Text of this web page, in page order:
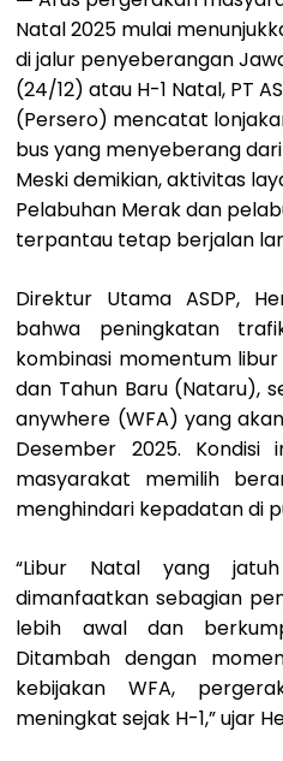
Natal 2025 mulai
di jalur penyeberangan
(24/12) atau H-1 Natal, PT
(Persero) mencatat
bus yang menyeberang
Meski demikian, aktivitas
Pelabuhan Merak dan
terpantau tetap berjalan
Direktur Utama ASDP,
bahwa peningkatan
kombinasi momentum
dan Tahun Baru (Nataru),
anywhere (WFA) yang
Desember 2025. Kondisi
masyarakat memilih
menghindari kepadatan di
“Libur Natal yang
dimanfaatkan sebagian
lebih awal dan
Ditambah dengan
kebijakan WFA,
meningkat sejak H-1,” ujar